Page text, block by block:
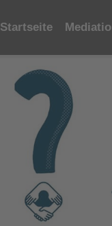
Startseite